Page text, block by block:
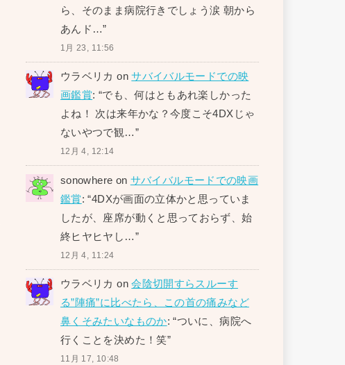
ら、そのまま病院行きでしょう涙 朝から
あんド…”
1月 23, 11:56
ウラベリカ onサバイバルモードでの映
画鑑賞: “でも、何はともあれ楽しかった
よね！ 次は来年かな？今度こそ4DXじゃ
ないやつで観…”
12月 4, 12:14
sonowhere on サバイバルモードでの映画
鑑賞: “4DXが画面の立体かと思っていま
したが、座席が動くと思っておらず、始
終ヒヤヒヤし…”
12月 4, 11:24
ウラベリカ on会陰切開すらスルーす
る”陣痛”に比べたら、この首の痛みなど
鼻くそみたいなものか: “ついに、病院へ
行くことを決めた！笑”
11月 17, 10:48